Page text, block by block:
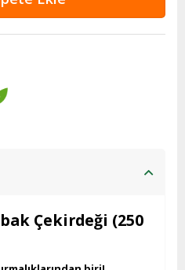
Çekirdeği (250